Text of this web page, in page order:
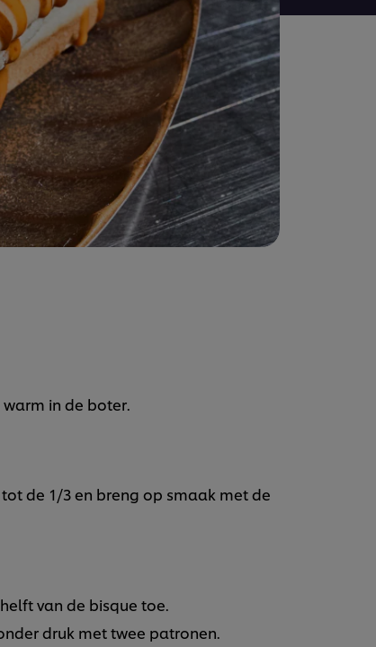
in de boter.
de 1/3 en breng op smaak met de
van de bisque toe.
druk met twee patronen.